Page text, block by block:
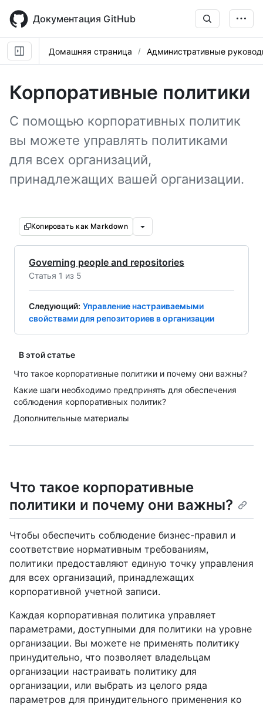
main
content
Документация GitHub
Домашняя страница Административные
Корпоративные политики
С помощью корпоративных политик
вы можете управлять политиками
для всех организаций,
принадлежащих вашей организации.
Копировать как Markdown
Governing people and repositories
Статья 1 из 5
Следующий: Управление настраиваемыми
свойствами для репозиториев в организации
В этой статье
Что такое корпоративные политики и почему они важны?
Какие шаги необходимо предпринять для обеспечения
соблюдения корпоративных политик?
Дополнительные материалы
Что такое корпоративные
политики и почему они важны?
Чтобы обеспечить соблюдение бизнес-правил и
соответствие нормативным требованиям,
политики предоставляют единую точку управления
для всех организаций, принадлежащих
корпоративной учетной записи.
Каждая корпоративная политика управляет
параметрами, доступными для политики на уровне
организации. Вы можете не применять политику
принудительно, что позволяет владельцам
организации настраивать политику для
организации, или выбрать из целого ряда
параметров для принудительного применения ко